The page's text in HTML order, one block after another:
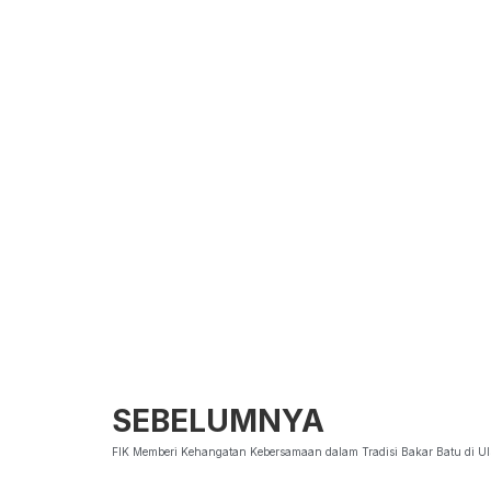
SEBELUMNYA
FIK Memberi Kehangatan Kebersamaan dalam Tradisi Bakar Batu di